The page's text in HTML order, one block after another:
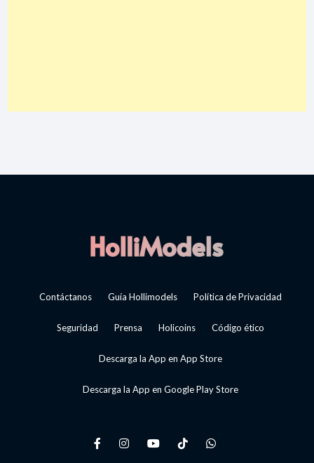
Contáctanos Guía Hollimodels Política de Privacidad
Seguridad Prensa Holicoins Código ético
Descarga la App en App Store
Descarga la App en Google Play Store